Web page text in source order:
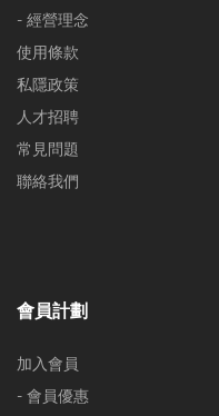
- 經營理念
使用條款
私隱政策
人才招聘
常見問題
聯絡我們
會員計劃
加入會員
- 會員優惠